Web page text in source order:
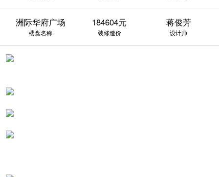
洲际华府广场
楼盘名称
184604元
装修造价
蒋俊芳
设计师